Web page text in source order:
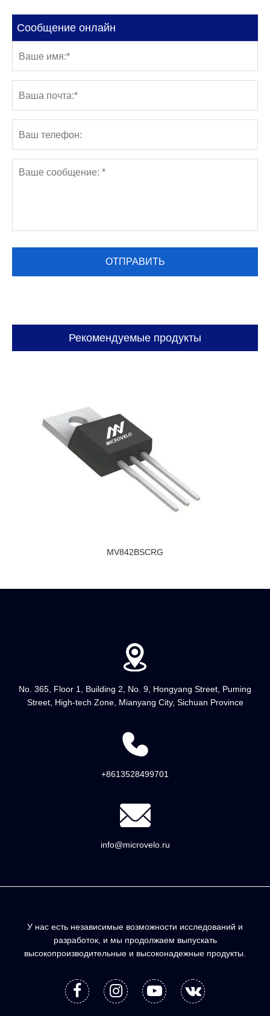
Сообщение онлайн
Рекомендуемые продукты
MV842BSCRG
No. 365, Floor 1, Building 2, No. 9, Hongyang Street, Puming
Street, High-tech Zone, Mianyang City, Sichuan Province
+8613528499701
info@microvelo.ru
У нас есть независимые возможности исследований и
разработок, и мы продолжаем выпускать
высокопроизводительные и высоконадежные продукты.